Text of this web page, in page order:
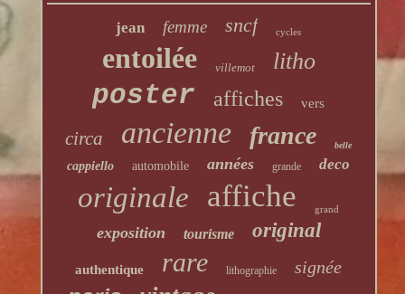
jean femme sncf cycles
entoilée villemot litho
poster affiches vers
circa ancienne france belle
cappiello automobile années grande deco
originale affiche grand
exposition tourisme original
authentique rare lithographie signée